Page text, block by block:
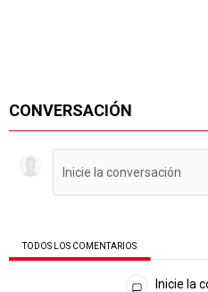
CONVERSACIÓN
TODOS LOS COMENTARIOS
Todos los comentarios
Inicie la